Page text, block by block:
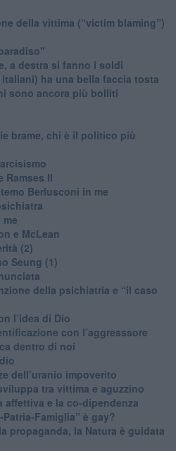
della vittima (“victim blaming”)
a destra si fanno i soldi
ha una bella faccia tosta
sono ancora più bolliti
brame, chi è il politico più
Ramses II
Berlusconi in me
e McLean
(2)
Seung (1)
della psichiatria e “il caso
l’idea di Dio
con l’aggresssore
dentro di noi
dell’uranio impoverito
tra vittima e aguzzino
affettiva e la co-dipendenza
Famiglia” è gay?
propaganda, la Natura è guidata